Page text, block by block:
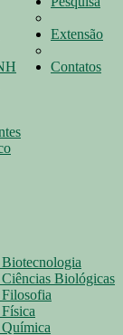
Biológicas
Extensão
Contatos